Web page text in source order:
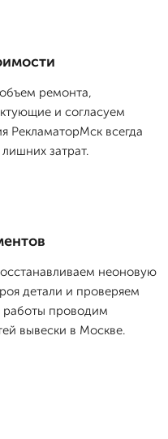
ремонта,
и согласуем
РекламаторМск всегда
затрат.
неоновую
детали и проверяем
работы проводим
вывески в Москве.